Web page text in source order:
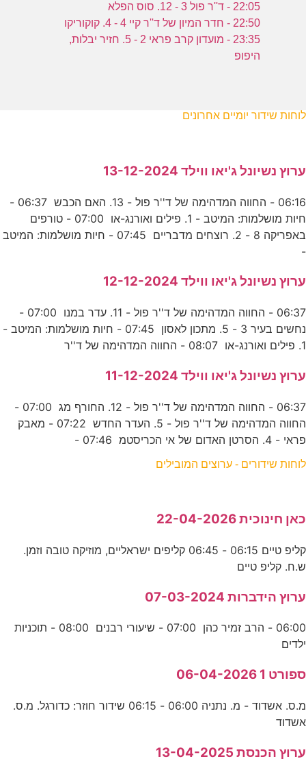
22:05 - ד''ר פול 3 - 12. סוס הפלא
22:50 - חדר המיון של ד''ר קיי 4 - 4. קוקוריקו
23:35 - מועדון קרב פראי 2 - 5. חזיר יבלות,
היפופ
לוחות שידור יומיים אחרונים
ערוץ נשיונל ג'יאו ווילד 13-12-2024
06:16 - החווה המדהימה של ד''ר פול - 13. האם הכבש 06:37 -
חיות מושלמות: המיטב - 1. פילים ואורנג-או 07:00 - טורפים
באפריקה 8 - 2. רוצחים מדבריים 07:45 - חיות מושלמות: המיטב
-
ערוץ נשיונל ג'יאו ווילד 12-12-2024
06:37 - החווה המדהימה של ד''ר פול - 11. עדר במנו 07:00 -
נחשים בעיר 3 - 5. מתכון לאסון 07:45 - חיות מושלמות: המיטב -
1. פילים ואורנג-או 08:07 - החווה המדהימה של ד''ר
ערוץ נשיונל ג'יאו ווילד 11-12-2024
06:37 - החווה המדהימה של ד''ר פול - 12. החורף מג 07:00 -
החווה המדהימה של ד''ר פול - 5. העדר החדש 07:22 - מאבק
פראי - 4. הסרטן האדום של אי הכריסטמ 07:46 -
לוחות שידורים - ערוצים המובילים
כאן חינוכית 22-04-2026
קליפ טיים 06:15 - 06:45 קליפים ישראליים, מוזיקה טובה וזמן.
ש.ח. קליפ טיים
ערוץ הידברות 07-03-2024
06:00 - הרב זמיר כהן 07:00 - שיעורי רבנים 08:00 - תוכניות
ילדים
ספורט 1 06-04-2026
מ.ס. אשדוד - מ. נתניה 06:00 - 06:15 שידור חוזר: כדורגל. מ.ס.
אשדוד
ערוץ הכנסת 13-04-2025